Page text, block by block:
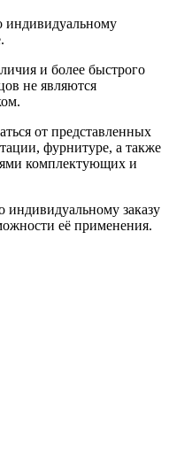
индивидуальному
и более быстрого
не являются
от представленных
фурнитуре, а также
комплектующих и
заказу
её применения.